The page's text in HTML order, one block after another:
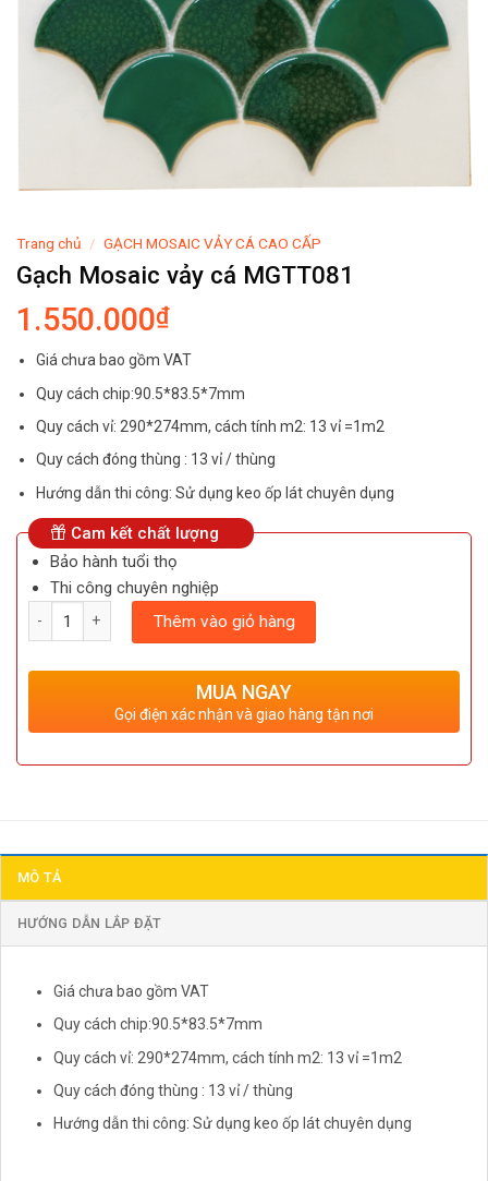
Trang chủ / GẠCH MOSAIC VẢY CÁ CAO CẤP
Gạch Mosaic vảy cá MGTT081
1.550.000₫
Giá chưa bao gồm VAT
Quy cách chip:90.5*83.5*7mm
Quy cách vỉ: 290*274mm, cách tính m2: 13 vỉ =1m2
Quy cách đóng thùng : 13 vỉ / thùng
Hướng dẫn thi công: Sử dụng keo ốp lát chuyên dụng
Cam kết chất lượng
Bảo hành tuổi thọ
Thi công chuyên nghiệp
Thêm vào giỏ hàng
MUA NGAY
Gọi điện xác nhận và giao hàng tận nơi
MÔ TẢ
HƯỚNG DẪN LẮP ĐẶT
Giá chưa bao gồm VAT
Quy cách chip:90.5*83.5*7mm
Quy cách vỉ: 290*274mm, cách tính m2: 13 vỉ =1m2
Quy cách đóng thùng : 13 vỉ / thùng
Hướng dẫn thi công: Sử dụng keo ốp lát chuyên dụng